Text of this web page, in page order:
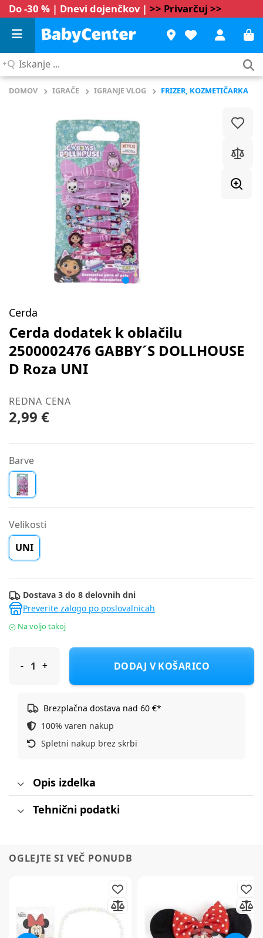
Do -30 % | Dnevi dojenčkov | >> Privarčuj >>
Iskanje
DOMOV IGRAČE IGRANJE VLOG FRIZER, KOZMETIČARKA
Cerda
Cerda dodatek k oblačilu
2500002476 GABBY´S DOLLHOUSE
D Roza UNI
REDNA CENA
2,99 €
Barve
Velikosti
UNI
Dostava 3 do 8 delovnih dni
Preverite zalogo po poslovalnicah
Na voljo takoj
Cerda dodatek k oblačilu 2500002476 GABBY´S DOLLHOUSE D
DODAJ V KOŠARICO
Brezplačna dostava nad 60 €*
100% varen nakup
Spletni nakup brez skrbi
Opis izdelka
Tehnični podatki
OGLEJTE SI VEČ PONUDB